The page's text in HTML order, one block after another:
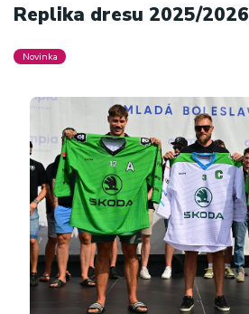
Replika dresu 2025/2026
Novinka